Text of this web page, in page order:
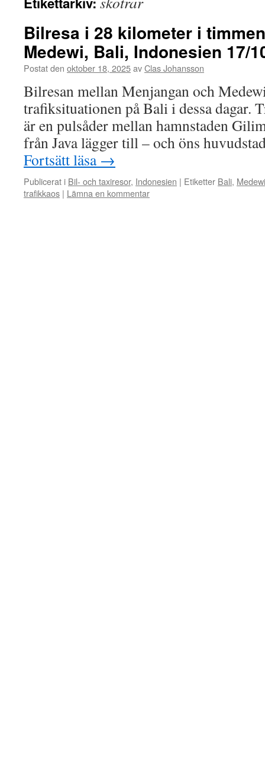
Bilresa i 28 kilometer i
Medewi, Bali, Indonesien 17/
Postat den oktober 18, 2025avClas Johansson
Bilresan mellan Menjangan och
trafiksituationen på Bali i dessa dagar.
är en pulsåder mellan hamnstaden
från Java lägger till – och öns
Fortsätt läsa →
Publicerat i Bil- och taxiresor, Indonesien | Etiketter Bali, Medewi
trafikkaos | Lämna en kommentar